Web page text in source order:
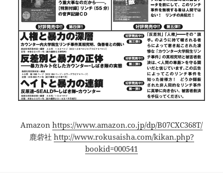
Amazon https://www.amazon.co.jp/dp/B07CXC368T/
鹿砦社 http://www.rokusaisha.com/kikan.php?
bookid=000541